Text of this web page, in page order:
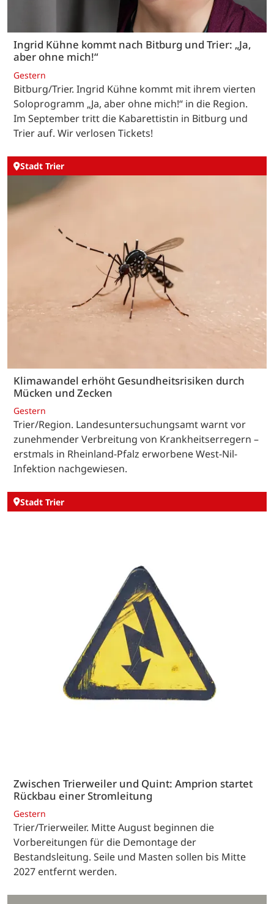
Ingrid Kühne kommt nach Bitburg und Trier: „Ja,
aber ohne mich!“
Gestern
Bitburg/Trier. Ingrid Kühne kommt mit ihrem vierten
Soloprogramm „Ja, aber ohne mich!“ in die Region.
Im September tritt die Kabarettistin in Bitburg und
Trier auf. Wir verlosen Tickets!
Stadt Trier
Klimawandel erhöht Gesundheitsrisiken durch
Mücken und Zecken
Gestern
Trier/Region. Landesuntersuchungsamt warnt vor
zunehmender Verbreitung von Krankheitserregern –
erstmals in Rheinland-Pfalz erworbene West-Nil-
Infektion nachgewiesen.
Stadt Trier
Zwischen Trierweiler und Quint: Amprion startet
Rückbau einer Stromleitung
Gestern
Trier/Trierweiler. Mitte August beginnen die
Vorbereitungen für die Demontage der
Bestandsleitung. Seile und Masten sollen bis Mitte
2027 entfernt werden.